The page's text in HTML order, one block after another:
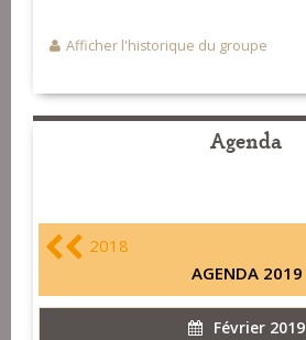
Afficher l'historique du groupe
Agenda
2018
AGENDA 2019
Février 2019